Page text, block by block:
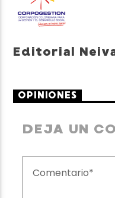
Editorial
OPINIONES
DEJA UN